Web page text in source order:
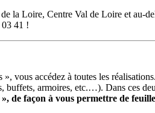
la Loire, Centre Val de Loire et
03 41 !
vous accédez à toutes les réalisations.
armoires, etc.…). Dans ces
de façon à vous permettre de